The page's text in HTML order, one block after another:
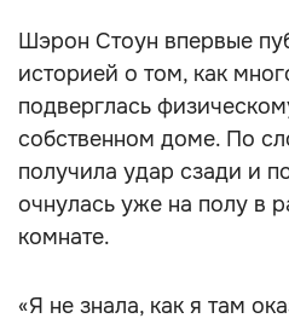
Шэрон Стоун впервые
историей о том, как
подверглась
собственном доме. По
получила удар сзади и
очнулась уже на полу в
комнате.
«Я не знала, как я там